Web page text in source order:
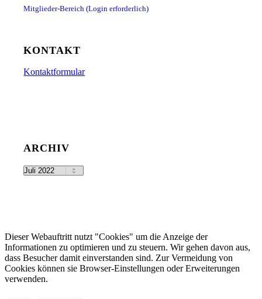
Mitglieder-Bereich (Login erforderlich)
KONTAKT
Kontaktformular
ARCHIV
Dieser Webauftritt nutzt "Cookies" um die Anzeige der
Informationen zu optimieren und zu steuern. Wir gehen davon aus,
dass Besucher damit einverstanden sind. Zur Vermeidung von
Cookies können sie Browser-Einstellungen oder Erweiterungen
verwenden.